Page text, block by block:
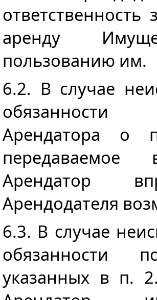
аренду
пользованию им.
6.2. В случае
Арендатора о
Арендатор
Арендодателя
6.3. В случае
обязанности
указанных в п.